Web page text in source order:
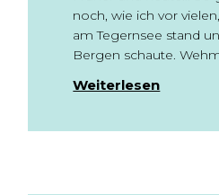
noch, wie ich vor
am Tegernsee stand
Bergen schaute.
Weiterlesen